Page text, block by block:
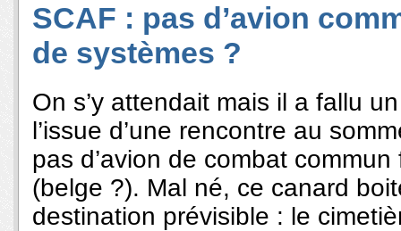
SCAF : pas d’avion
de systèmes ?
On s’y attendait mais il a fallu
l’issue d’une rencontre au
pas d’avion de combat
(belge ?). Mal né, ce canard
destination prévisible : le